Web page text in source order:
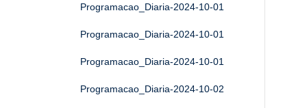
Programacao_Diaria-2024-10-01
Programacao_Diaria-2024-10-01
Programacao_Diaria-2024-10-01
Programacao_Diaria-2024-10-02